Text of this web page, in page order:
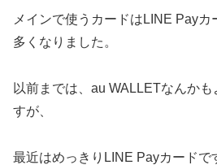
メインで使うカードはLINE Pay
多くなりました。
以前までは、au WALLETなんか
すが、
最近はめっきりLINE Payカードで